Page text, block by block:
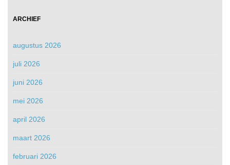
ARCHIEF
augustus 2026
juli 2026
juni 2026
mei 2026
april 2026
maart 2026
februari 2026